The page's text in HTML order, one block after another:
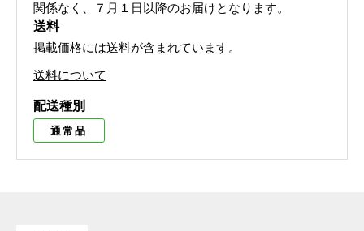
関係なく、７月１日以降のお届けとなります。
送料
掲載価格には送料が含まれています。
送料について
配送種別
通常品